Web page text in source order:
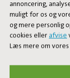
annoncering,
muligt for os og
og mere personlig
cookies eller afvise
Læs mere om